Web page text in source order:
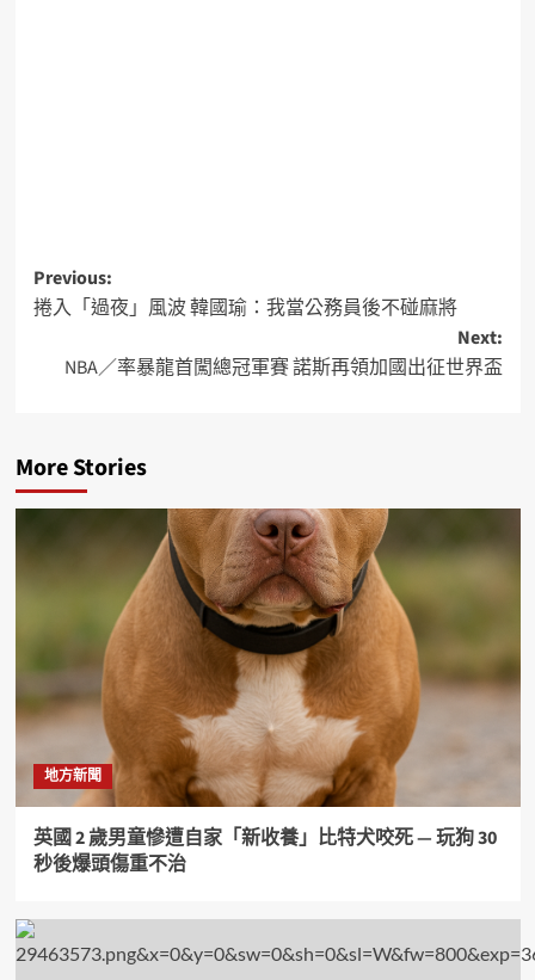
Previous:
捲入「過夜」風波 韓國瑜：我當公務員後不碰麻將
Next:
NBA／率暴龍首闖總冠軍賽 諾斯再領加國出征世界盃
More Stories
地方新聞
英國 2 歲男童慘遭自家「新收養」比特犬咬死 — 玩狗 30
秒後爆頭傷重不治